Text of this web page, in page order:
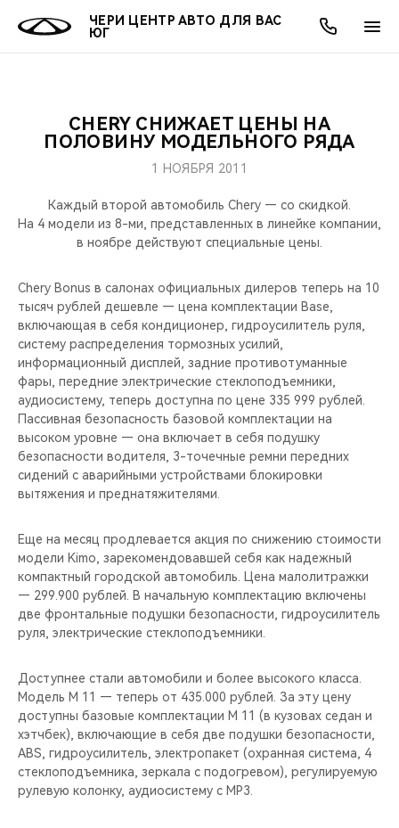
ЧЕРИ ЦЕНТР АВТО ДЛЯ ВАС
ЮГ
МОДЕЛИ
КРОССОВЕРЫ
СЕДАНЫ
НОВИНКИ
ПОКУПАТЕЛЯМ
КРЕДИТ И СТРАХОВАНИЕ
ВЛАДЕЛЬЦАМ
ЗАПЧАСТИ И АКСЕССУАРЫ
CHERY CONNECT
МИР CHERY
О БРЕНДЕ
ЛЮДИ CHERY
БЛАГОТВОРИТЕЛЬНОСТЬ
CHERY REMOTE
CHERY И СПОРТ
НАШИ МЕРОПРИЯТИЯ
ВИДЕООБЗОРЫ
CHERY ДЛЯ ДЕТЕЙ
АКЦИИ
ОНЛАЙН СЕРВИСЫ
КРЕДИТ
О КОМПАНИИ
МЫ В СОЦСЕТЯХ
CHERY СНИЖАЕТ ЦЕНЫ НА
ПОЛОВИНУ МОДЕЛЬНОГО РЯДА
1 НОЯБРЯ 2011
Каждый второй автомобиль Chery — со скидкой.
На 4 модели из 8-ми, представленных в линейке компании,
в ноябре действуют специальные цены.
Chery Bonus в салонах официальных дилеров теперь на 10
тысяч рублей дешевле — цена комплектации Base,
включающая в себя кондиционер, гидроусилитель руля,
систему распределения тормозных усилий,
информационный дисплей, задние противотуманные
фары, передние электрические стеклоподъемники,
аудиосистему, теперь доступна по цене 335 999 рублей.
Пассивная безопасность базовой комплектации на
высоком уровне — она включает в себя подушку
безопасности водителя, 3-точечные ремни передних
сидений с аварийными устройствами блокировки
вытяжения и преднатяжителями.
Еще на месяц продлевается акция по снижению стоимости
модели Kimo, зарекомендовавшей себя как надежный
компактный городской автомобиль. Цена малолитражки
— 299.900 рублей. В начальную комплектацию включены
две фронтальные подушки безопасности, гидроусилитель
руля, электрические стеклоподъемники.
Доступнее стали автомобили и более высокого класса.
Модель M 11 — теперь от 435.000 рублей. За эту цену
доступны базовые комплектации M 11 (в кузовах седан и
хэтчбек), включающие в себя две подушки безопасности,
ABS, гидроусилитель, электропакет (охранная система, 4
стеклоподъемника, зеркала с подогревом), регулируемую
рулевую колонку, аудиосистему с МР3.